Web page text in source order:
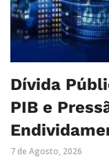
Dívida
PIB e
7 de Agosto, 2026